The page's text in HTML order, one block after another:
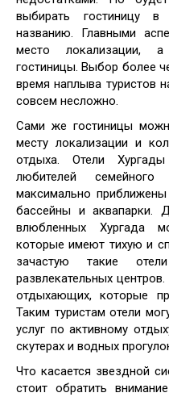
выбирать гостиницу в
названию. Главными
место локализации,
гостиницы. Выбор более
время наплыва туристов
совсем несложно.
Сами же гостиницы
месту локализации и
отдыха. Отели
любителей
максимально
бассейны и аквапарки.
влюбленных Хургада
которые имеют тихую и
зачастую такие
развлекательных
отдыхающих, которые
Таким туристам отели
услуг по активному
скутерах и водных
Что касается звездной
стоит обратить